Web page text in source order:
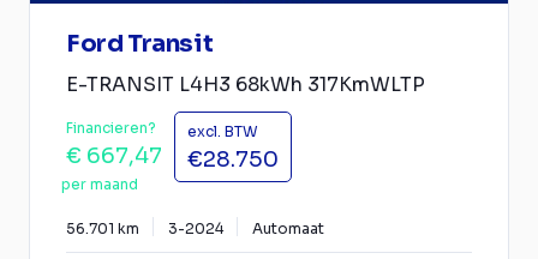
Ford Transit
E-TRANSIT L4H3 68kWh 317KmWLTP
Financieren?
€ 667,47
per maand
excl. BTW
€28.750
56.701 km 3-2024 Automaat